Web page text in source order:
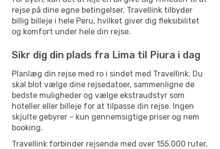
rejse på dine egne betingelser. Travellink tilbyder
billig billeje i hele Peru, hvilket giver dig fleksibilitet
og komfort under hele din rejse.
Sikr dig din plads fra Lima til Piura i dag
Planlæg din rejse med ro i sindet med Travellink. Du
skal blot vælge dine rejsedatoer, sammenligne de
bedste muligheder og vælge ekstraudstyr som
hoteller eller billeje for at tilpasse din rejse. Ingen
skjulte gebyrer – kun gennemsigtige priser og nem
booking.
Travellink forbinder rejsende med over 155.000 ruter,